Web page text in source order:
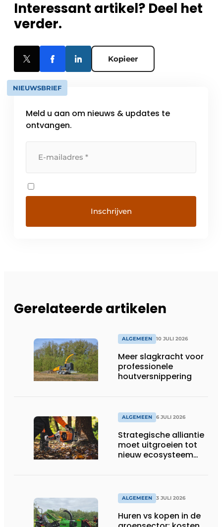
Interessant artikel? Deel het
verder.
Kopieer
NIEUWSBRIEF
Meld u aan om nieuws & updates te
ontvangen.
Gerelateerde artikelen
ALGEMEEN 10 JULI 2026
Meer slagkracht voor
professionele
houtversnippering
ALGEMEEN 6 JULI 2026
Strategische alliantie
moet uitgroeien tot
nieuw ecosysteem
ALGEMEEN 3 JULI 2026
Huren vs kopen in de